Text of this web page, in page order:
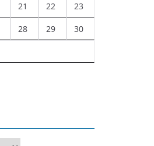
21 22 23
28 29 30